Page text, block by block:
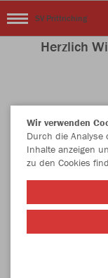
SV Prittriching
Herzlich
Nachhaltig
Wir verwenden
Durch die
Inhalte anzeigen
zu den Cookies